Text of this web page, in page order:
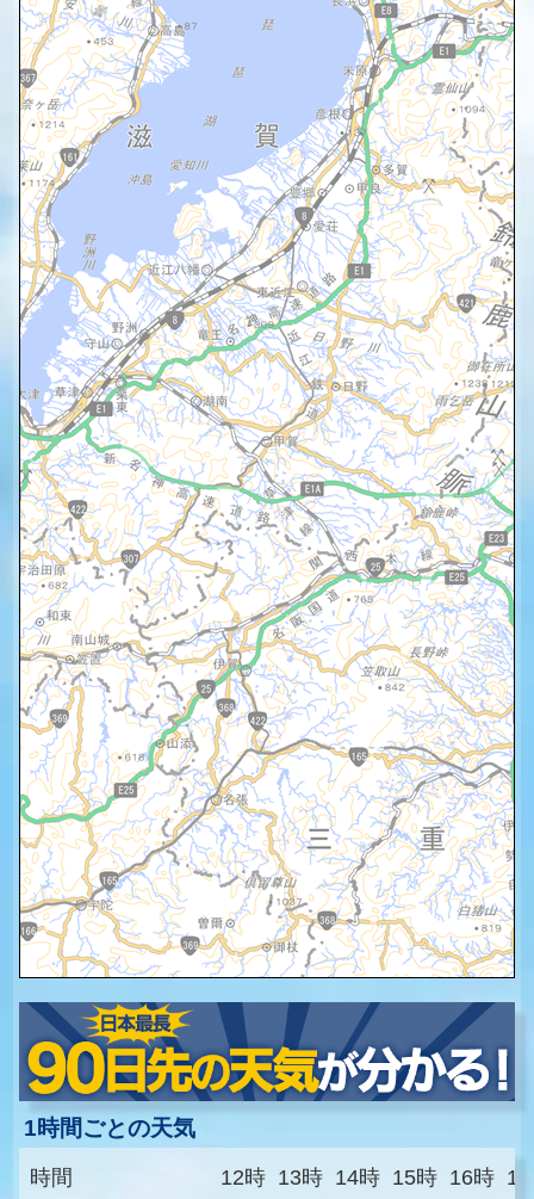
1時間ごとの天気
時間
12時 13時 14時 15時 16時